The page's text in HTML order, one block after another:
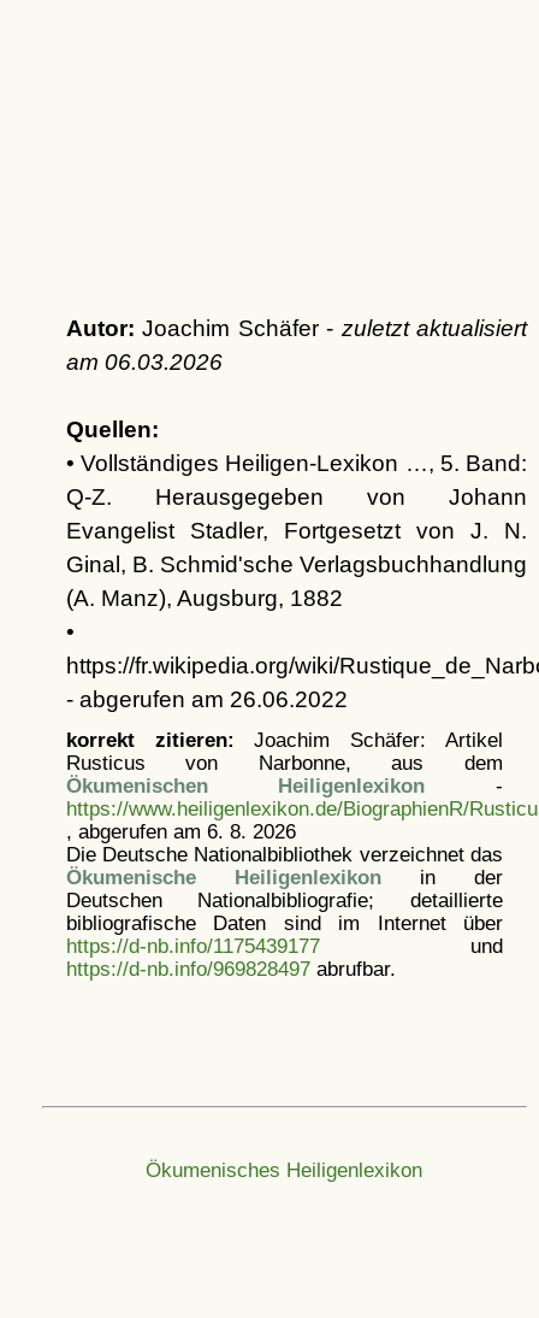
Autor: Joachim Schäfer - zuletzt aktualisiert
am 06.03.2026
Quellen:
• Vollständiges Heiligen-Lexikon …, 5. Band:
Q-Z. Herausgegeben von Johann
Evangelist Stadler, Fortgesetzt von J. N.
Ginal, B. Schmid'sche Verlagsbuchhandlung
(A. Manz), Augsburg, 1882
•
https://fr.wikipedia.org/wiki/
- abgerufen am 26.06.2022
korrekt zitieren: Joachim Schäfer: Artikel
Rusticus von Narbonne, aus dem
Ökumenischen Heiligenlexikon -
https://www.heiligenlexikon.de/BiographienR/
, abgerufen am 6. 8. 2026
Die Deutsche Nationalbibliothek verzeichnet das
Ökumenische Heiligenlexikonin der
Deutschen Nationalbibliografie; detaillierte
bibliografische Daten sind im Internet über
https://d-nb.info/1175439177und
https://d-nb.info/969828497abrufbar.
Ökumenisches Heiligenlexikon